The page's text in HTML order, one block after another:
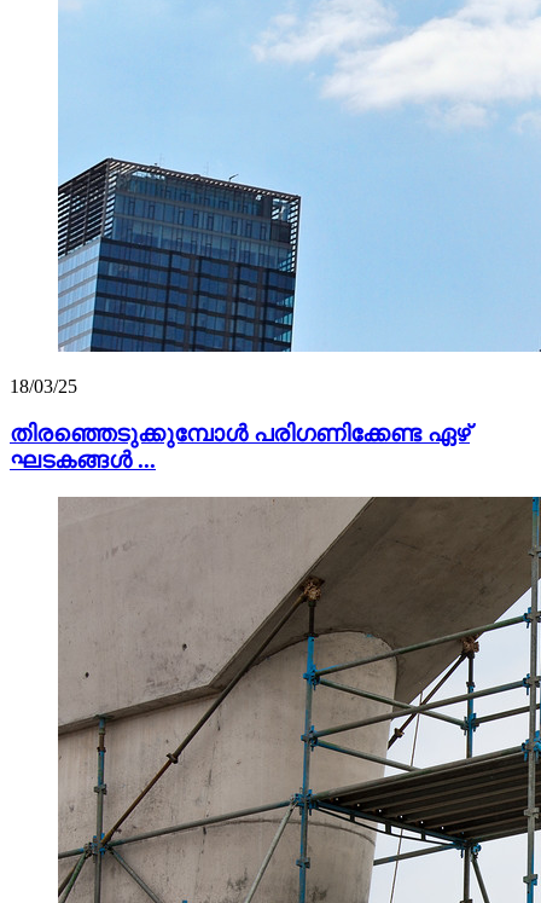
18/03/25
തിരഞ്ഞെടുക്കുമ്പോൾ പരിഗണിക്കേണ്ട ഏഴ്
ഘടകങ്ങൾ ...